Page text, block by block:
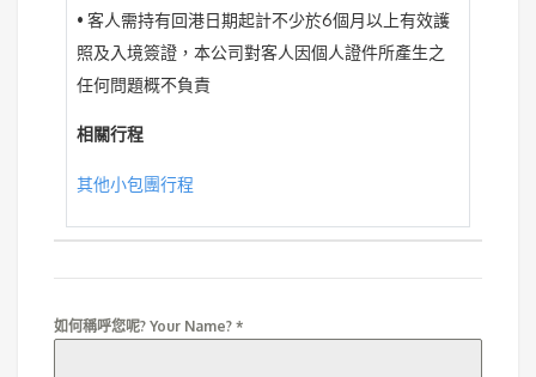
• 客人需持有回港日期起計不少於6個月以上有效護
照及入境簽證，本公司對客人因個人證件所產生之
任何問題概不負責
相關行程
其他小包團行程
如何稱呼您呢? Your Name? *